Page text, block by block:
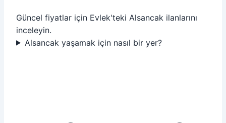
Güncel fiyatlar için Evlek'teki Alsancak ilanlarını
inceleyin.
Alsancak yaşamak için nasıl bir yer?